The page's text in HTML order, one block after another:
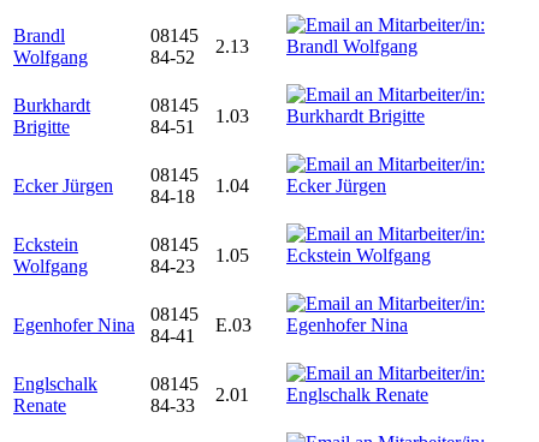
Brandl
Wolfgang
08145
84-52
2.13
Burkhardt
Brigitte
08145
84-51
1.03
Ecker Jürgen
08145
84-18
1.04
Eckstein
Wolfgang
08145
84-23
1.05
Egenhofer Nina
08145
84-41
E.03
Englschalk
Renate
08145
84-33
2.01